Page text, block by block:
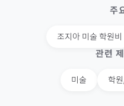
주
조지아 미술 학원비
관련
미술 학